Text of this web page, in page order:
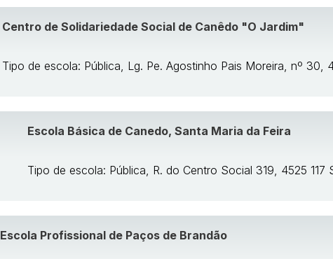
Centro de Solidariedade Social de Canêdo "O Jardim"
Tipo de escola: Pública, Lg. Pe. Agostinho Pais Moreira, nº 30,
Escola Básica de Canedo, Santa Maria da Feira
Tipo de escola: Pública, R. do Centro Social 319, 4525 117
Escola Profissional de Paços de Brandão